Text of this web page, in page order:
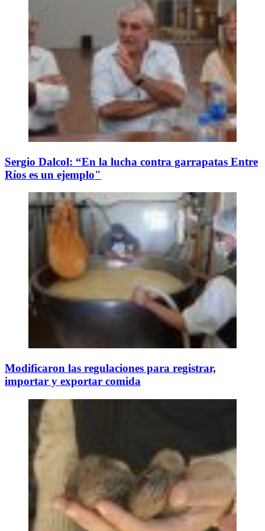
Sergio Dalcol: “En la lucha contra garrapatas Entre
Ríos es un ejemplo"
Modificaron las regulaciones para registrar,
importar y exportar comida